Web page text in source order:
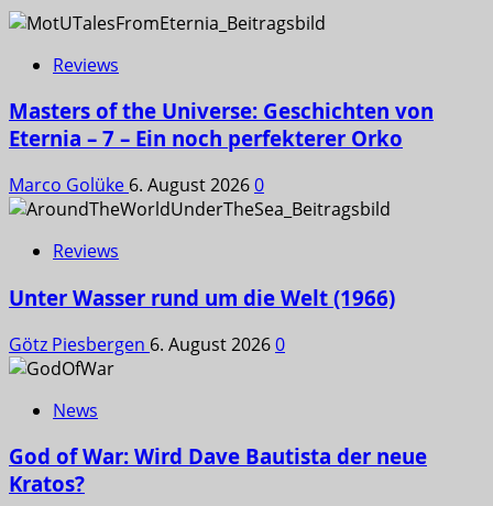
Reviews
Masters of the Universe: Geschichten von
Eternia – 7 – Ein noch perfekterer Orko
Marco Golüke 6. August 20260
Reviews
Unter Wasser rund um die Welt (1966)
Götz Piesbergen 6. August 20260
News
God of War: Wird Dave Bautista der neue
Kratos?